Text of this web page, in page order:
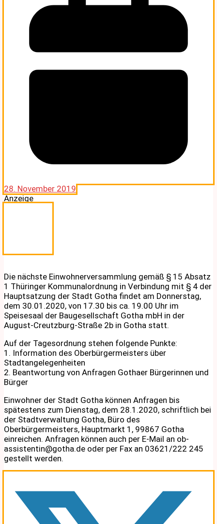
28. November 2019
Anzeige
Die nächste Einwohnerversammlung gemäß § 15 Absatz
1 Thüringer Kommunalordnung in Verbindung mit § 4 der
Hauptsatzung der Stadt Gotha findet am Donnerstag,
dem 30.01.2020, von 17.30 bis ca. 19.00 Uhr im
Speisesaal der Baugesellschaft Gotha mbH in der
August-Creutzburg-Straße 2b in Gotha statt.
Auf der Tagesordnung stehen folgende Punkte:
1. Information des Oberbürgermeisters über
Stadtangelegenheiten
2. Beantwortung von Anfragen Gothaer Bürgerinnen und
Bürger
Einwohner der Stadt Gotha können Anfragen bis
spätestens zum Dienstag, dem 28.1.2020, schriftlich bei
der Stadtverwaltung Gotha, Büro des
Oberbürgermeisters, Hauptmarkt 1, 99867 Gotha
einreichen. Anfragen können auch per E-Mail an ob-
assistentin@gotha.de oder per Fax an 03621/222 245
gestellt werden.